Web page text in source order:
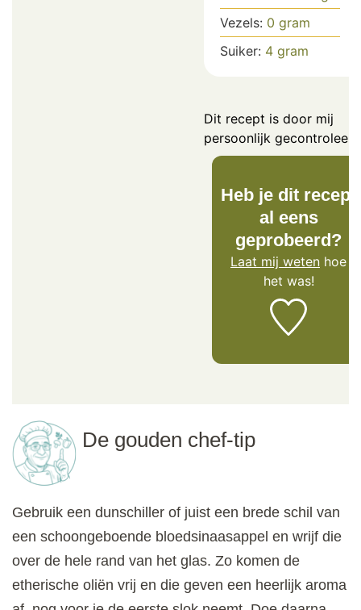
Vezels: 0 gram
Suiker: 4 gram
Dit recept is door mij
persoonlijk
Heb je dit recept
al eens
geprobeerd?
Laat mij weten hoe
het was!
De gouden chef-tip
Gebruik een dunschiller of juist een brede schil van
een schoongeboende bloedsinaasappel en wrijf die
over de hele rand van het glas. Zo komen de
etherische oliën vrij en die geven een heerlijk aroma